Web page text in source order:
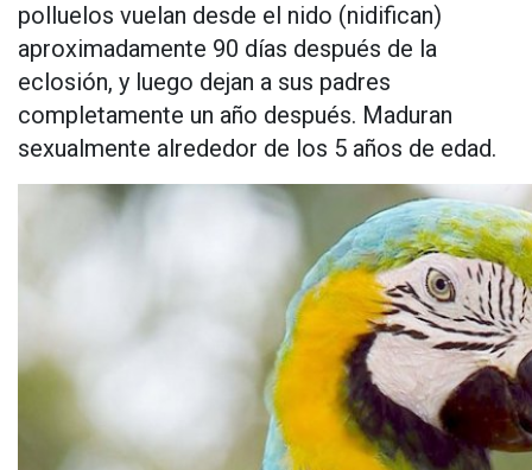
polluelos vuelan desde el nido (nidifican)
aproximadamente 90 días después de la
eclosión, y luego dejan a sus padres
completamente un año después. Maduran
sexualmente alrededor de los 5 años de edad.